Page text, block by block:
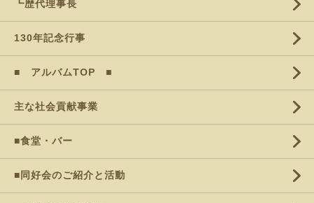
┗歴代理事長
130年記念行事
■ アルバムTOP ■
主な社会貢献事業
■食堂・バー
■同好会のご紹介と活動